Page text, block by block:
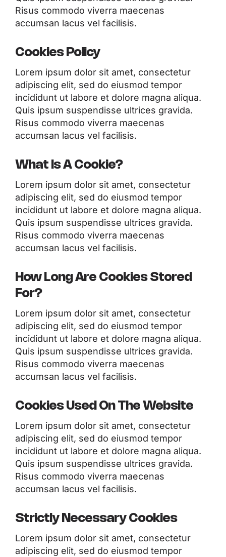
Risus commodo viverra maecenas
accumsan lacus vel facilisis.
Cookies Policy
Lorem ipsum dolor sit amet, consectetur
adipiscing elit, sed do eiusmod tempor
incididunt ut labore et dolore magna aliqua.
Quis ipsum suspendisse ultrices gravida.
Risus commodo viverra maecenas
accumsan lacus vel facilisis.
What Is A Cookie?
Lorem ipsum dolor sit amet, consectetur
adipiscing elit, sed do eiusmod tempor
incididunt ut labore et dolore magna aliqua.
Quis ipsum suspendisse ultrices gravida.
Risus commodo viverra maecenas
accumsan lacus vel facilisis.
How Long Are Cookies Stored
For?
Lorem ipsum dolor sit amet, consectetur
adipiscing elit, sed do eiusmod tempor
incididunt ut labore et dolore magna aliqua.
Quis ipsum suspendisse ultrices gravida.
Risus commodo viverra maecenas
accumsan lacus vel facilisis.
Cookies Used On The Website
Lorem ipsum dolor sit amet, consectetur
adipiscing elit, sed do eiusmod tempor
incididunt ut labore et dolore magna aliqua.
Quis ipsum suspendisse ultrices gravida.
Risus commodo viverra maecenas
accumsan lacus vel facilisis.
Strictly Necessary Cookies
Lorem ipsum dolor sit amet, consectetur
adipiscing elit, sed do eiusmod tempor